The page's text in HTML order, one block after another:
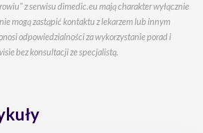
z serwisu dimedic.eu mają charakter wyłącznie
mogą zastąpić kontaktu z lekarzem lub innym
odpowiedzialności za wykorzystanie porad i
bez konsultacji ze specjalistą.